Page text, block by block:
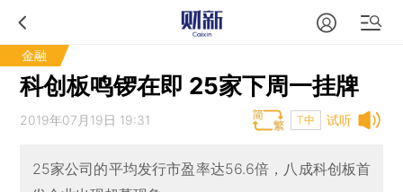
金融
科创板鸣锣在即 25家下周一挂牌
试听
2019年07月19日 19:31 T中
25家公司的平均发行市盈率达56.6倍，八成科创板首